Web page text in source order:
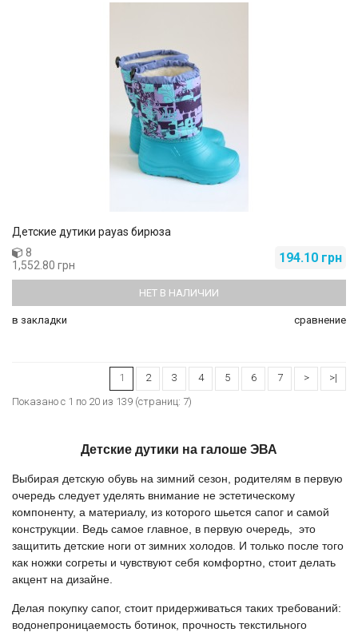
Детские дутики payas бирюза
194.10 грн
8
1,552.80 грн
НЕТ В НАЛИЧИИ
в закладки сравнение
1 2 3 4 5 6 7 >
>|
Показано с 1 по 20 из 139 (страниц: 7)
Детские дутики на галоше ЭВА
Выбирая детскую обувь на зимний сезон, родителям в первую
очередь следует уделять внимание не эстетическому
компоненту, а материалу, из которого шьется сапог и самой
конструкции. Ведь самое главное, в первую очередь, это
защитить детские ноги от зимних холодов. И только после того
как ножки согреты и чувствуют себя комфортно, стоит делать
акцент на дизайне.
Делая покупку сапог, стоит придерживаться таких требований:
водонепроницаемость ботинок, прочность текстильного